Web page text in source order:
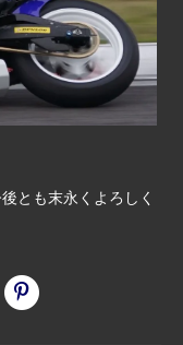
とも末永くよろしく